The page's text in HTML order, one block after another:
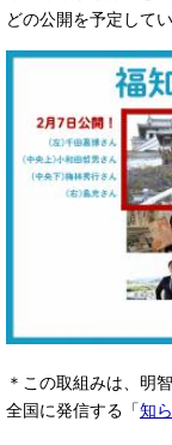
どの公開を予定してい
＊この取組みは、明
全国に発信する「 知